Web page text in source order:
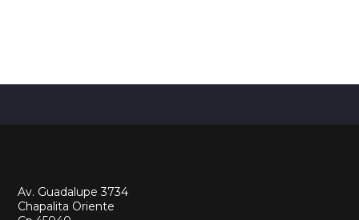
Av. Guadalupe 3734
Chapalita Oriente